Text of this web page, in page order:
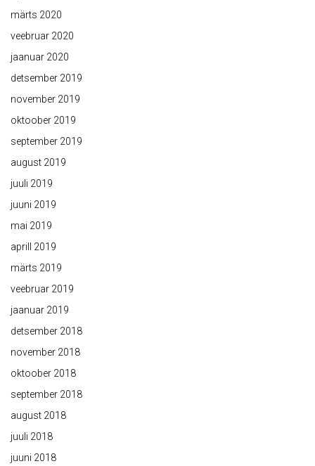
märts 2020
veebruar 2020
jaanuar 2020
detsember 2019
november 2019
oktoober 2019
september 2019
august 2019
juuli 2019
juuni 2019
mai 2019
aprill 2019
märts 2019
veebruar 2019
jaanuar 2019
detsember 2018
november 2018
oktoober 2018
september 2018
august 2018
juuli 2018
juuni 2018